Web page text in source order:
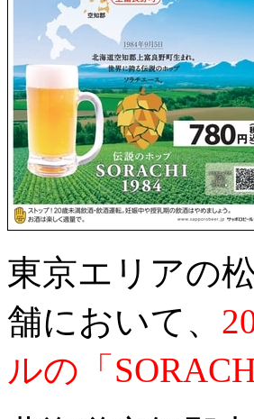
東京エリアの
舗において、
ルの「